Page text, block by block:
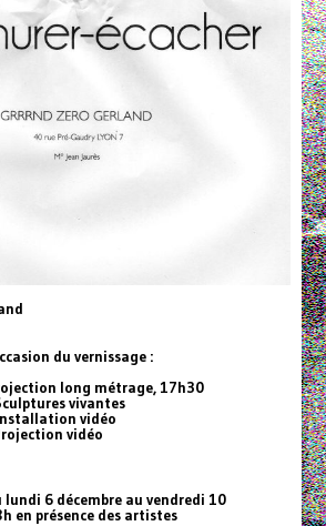
du vernissage :
long métrage, 17h30
vivantes
vidéo
vidéo
lundi 6 décembre au vendredi 10
en présence des artistes